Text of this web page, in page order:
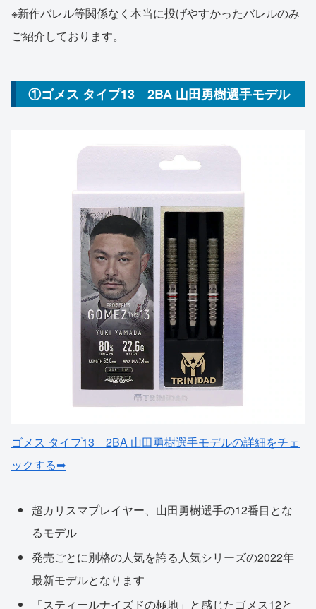
※新作バレル等関係なく本当に投げやすかったバレルのみ
ご紹介しております。
①ゴメス タイプ13 2BA 山田勇樹選手モデル
ゴメス タイプ13 2BA 山田勇樹選手モデルの詳細をチェ
ックする➡
超カリスマプレイヤー、山田勇樹選手の12番目とな
るモデル
発売ごとに別格の人気を誇る人気シリーズの2022年
最新モデルとなります
「スティールナイズドの極地」と感じたゴメス12と